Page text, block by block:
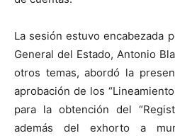
La sesión estuvo encabezada
General del Estado, Antonio
otros temas, abordó la
aprobación de los
para la obtención del
además del exhorto a